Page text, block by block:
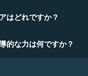
はどれですか？
的な力は何ですか？